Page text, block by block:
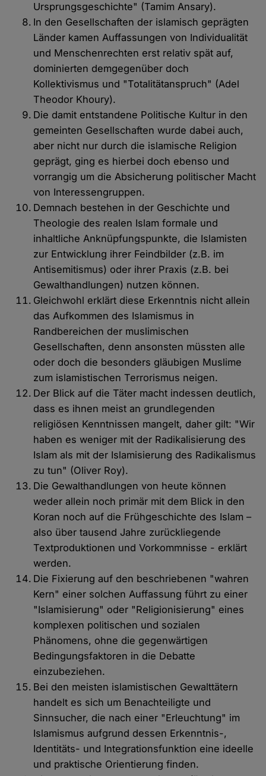
Ursprungsgeschichte" (Tamim Ansary).
In den Gesellschaften der islamisch geprägten
Länder kamen Auffassungen von Individualität
und Menschenrechten erst relativ spät auf,
dominierten demgegenüber doch
Kollektivismus und "Totalitätanspruch" (Adel
Theodor Khoury).
Die damit entstandene Politische Kultur in den
gemeinten Gesellschaften wurde dabei auch,
aber nicht nur durch die islamische Religion
geprägt, ging es hierbei doch ebenso und
vorrangig um die Absicherung politischer Macht
von Interessengruppen.
Demnach bestehen in der Geschichte und
Theologie des realen Islam formale und
inhaltliche Anknüpfungspunkte, die Islamisten
zur Entwicklung ihrer Feindbilder (z.B. im
Antisemitismus) oder ihrer Praxis (z.B. bei
Gewalthandlungen) nutzen können.
Gleichwohl erklärt diese Erkenntnis nicht allein
das Aufkommen des Islamismus in
Randbereichen der muslimischen
Gesellschaften, denn ansonsten müssten alle
oder doch die besonders gläubigen Muslime
zum islamistischen Terrorismus neigen.
Der Blick auf die Täter macht indessen deutlich,
dass es ihnen meist an grundlegenden
religiösen Kenntnissen mangelt, daher gilt: "Wir
haben es weniger mit der Radikalisierung des
Islam als mit der Islamisierung des Radikalismus
zu tun" (Oliver Roy).
Die Gewalthandlungen von heute können
weder allein noch primär mit dem Blick in den
Koran noch auf die Frühgeschichte des Islam –
also über tausend Jahre zurückliegende
Textproduktionen und Vorkommnisse - erklärt
werden.
Die Fixierung auf den beschriebenen "wahren
Kern" einer solchen Auffassung führt zu einer
"Islamisierung" oder "Religionisierung" eines
komplexen politischen und sozialen
Phänomens, ohne die gegenwärtigen
Bedingungsfaktoren in die Debatte
einzubeziehen.
Bei den meisten islamistischen Gewalttätern
handelt es sich um Benachteiligte und
Sinnsucher, die nach einer "Erleuchtung" im
Islamismus aufgrund dessen Erkenntnis-,
Identitäts- und Integrationsfunktion eine ideelle
und praktische Orientierung finden.